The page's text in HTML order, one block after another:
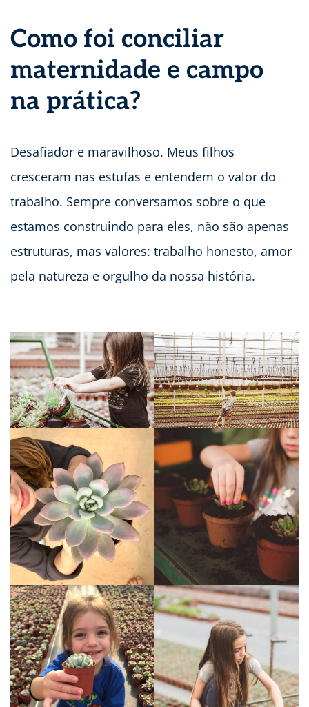
Como foi conciliar
maternidade e campo
na prática?
Desafiador e maravilhoso. Meus filhos
cresceram nas estufas e entendem o valor do
trabalho. Sempre conversamos sobre o que
estamos construindo para eles, não são apenas
estruturas, mas valores: trabalho honesto, amor
pela natureza e orgulho da nossa história.